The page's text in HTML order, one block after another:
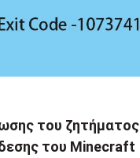
του ζητήματος
του Minecraft